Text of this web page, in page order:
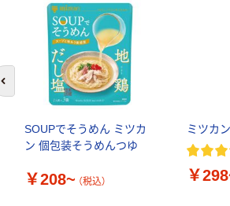
SOUPでそうめん ミツカ
ン 個包装そうめんつゆ
￥208~ （税込）
ミツカ
￥
前のスライドへ
ケージ アスク
ルオリジナル
￥140~ （税込）
本気プライス
ティッシュペー
パー ボックス
スクル スマート
コンパクト ビ
証
￥328~ （税込）
オリジナル オリジナル